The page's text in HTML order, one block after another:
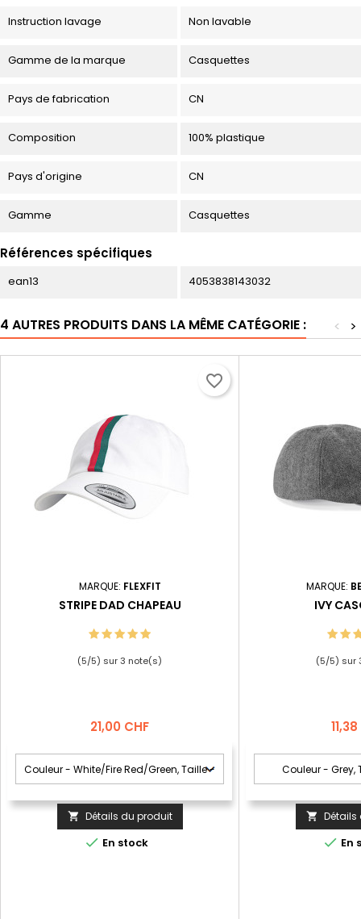
Instruction lavage Non lavable
Gamme de la marque Casquettes
Pays de fabrication CN
Composition 100% plastique
Pays d'origine CN
Gamme Casquettes
Références spécifiques
ean13 4053838143032
4 AUTRES PRODUITS DANS LA MÊME CATÉGORIE : >
<
MARQUE: FLEXFIT
STRIPE DAD CHAPEAU
(5/5) sur3 note(s)
Prix
21,00 CHF
 Détails du produit
 En stock
favorite_border
MARQUE:
IVY
(5/5) sur
Prix
 Détails
 En